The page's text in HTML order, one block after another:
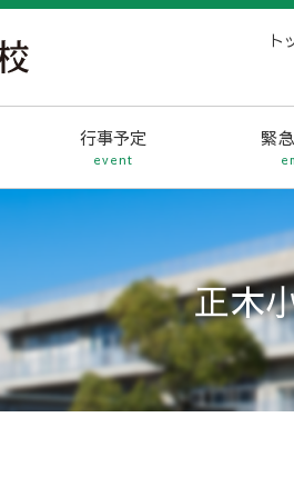
ト
行事予定
event
緊
正木